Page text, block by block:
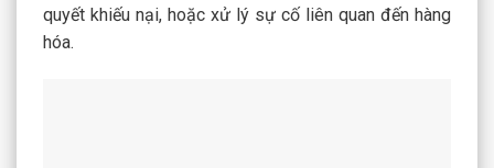
quyết khiếu nại, hoặc xử lý sự cố liên quan đến hàng
hóa.